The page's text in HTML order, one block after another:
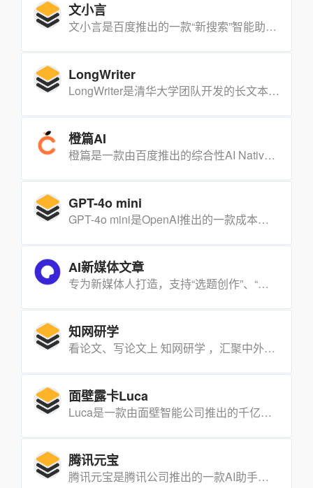
文小言
文小言是百度推出的一款“新搜索”智能助手，旨在通过AI技术为用户提供更丰富、更个性化的搜索体验。
LongWriter
LongWriter是清华大学团队开发的长文本生成模型，专为生成超过10,000字的长篇连贯文本设计。
橙篇AI
橙篇是一款由百度推出的综合性AI Native产品，专注于提供专业的知识检索、深度问答服务及超长图文创作与编辑功能。
GPT-4o mini
GPT-4o mini是OpenAI推出的一款成本效益极高的小型模型，旨在通过降低智能技术的成本，使其更广泛地应用于各种领域。该模型在MMLU（Massive Multitask Language Understanding）基准测试中获得了82%的分数，并在LMSYS leaderboard的聊天偏好任务中超越了GPT-41，展现了其强大的性能。GPT-4o mini的定价为每百万输入令牌15美分，每百万输出令牌60美分，相比之前的尖端模型，其价格降低了一个数量级，且比GPT-3.5 Turbo便宜了超过60%。
AI新媒体文章
专为新媒体人打造，支持“选题创作”、“文章重写”、“爆款标题”等一系列的写作工具，基于实时资讯、热榜等，一键生成高质量原创文章，帮你快速抓住热点
知网研学
看论文、写论文上 知网研学 ，汇聚中外资源、深度阅读学习、智能创作、知识体系构建
面壁露卡Luca
Luca是一款由面壁智能公司推出的千亿多模态大模型免费智能对话助手。它基于新一代大语言模型，支持中文和英文交流互动，旨在为用户提供丰富多样的智能服务。
腾讯元宝
腾讯元宝是腾讯公司推出的一款AI助手服务，旨在通过人工智能技术提升用户的工作效率和生活质量。它集成了多种AI功能，包括搜索、文档总结、网页内容总结以及AI作图等。